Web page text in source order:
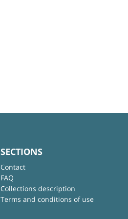
SECTIONS
Contact
FAQ
Collections description
Terms and conditions of use